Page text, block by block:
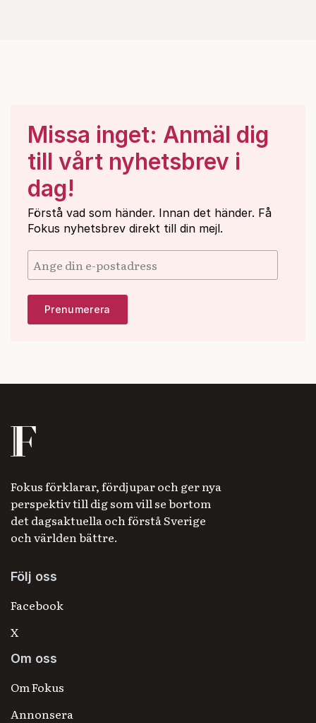
Missa inget: Anmäl dig
till vårt nyhetsbrev i
dag!
Förstå vad som händer. Innan det händer. Få
Fokus nyhetsbrev direkt till din mejl.
Fokus förklarar, fördjupar och ger nya
perspektiv till dig som vill se bortom
det dagsaktuella och förstå Sverige
och världen bättre.
Följ oss
Facebook
X
Om oss
Om Fokus
Annonsera